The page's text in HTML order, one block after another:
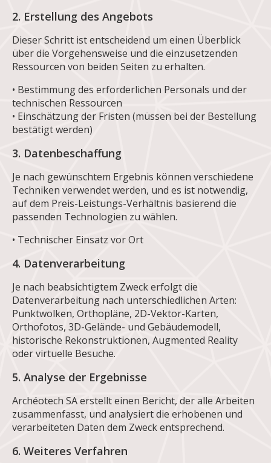
2. Erstellung des Angebots
Dieser Schritt ist entscheidend um einen Überblick
über die Vorgehensweise und die einzusetzenden
Ressourcen von beiden Seiten zu erhalten.
• Bestimmung des erforderlichen Personals und der
technischen Ressourcen
• Einschätzung der Fristen (müssen bei der Bestellung
bestätigt werden)
3. Datenbeschaffung
Je nach gewünschtem Ergebnis können verschiedene
Techniken verwendet werden, und es ist notwendig,
auf dem Preis-Leistungs-Verhältnis basierend die
passenden Technologien zu wählen.
• Technischer Einsatz vor Ort
4. Datenverarbeitung
Je nach beabsichtigtem Zweck erfolgt die
Datenverarbeitung nach unterschiedlichen Arten:
Punktwolken, Orthopläne, 2D-Vektor-Karten,
Orthofotos, 3D-Gelände- und Gebäudemodell,
historische Rekonstruktionen, Augmented Reality
oder virtuelle Besuche.
5. Analyse der Ergebnisse
Archéotech SA erstellt einen Bericht, der alle Arbeiten
zusammenfasst, und analysiert die erhobenen und
verarbeiteten Daten dem Zweck entsprechend.
6. Weiteres Verfahren